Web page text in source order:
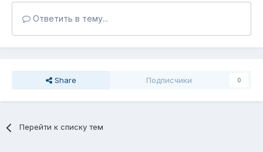
Ответить в тему...
Share Подписчики 0
Перейти к списку тем